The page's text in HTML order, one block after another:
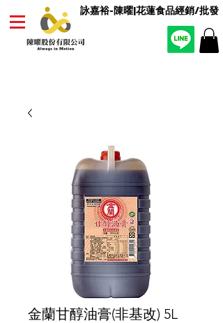
詠嘉裕-陳曜|花蓮食品經銷/批發
金蘭甘醇油膏(非基改) 5L